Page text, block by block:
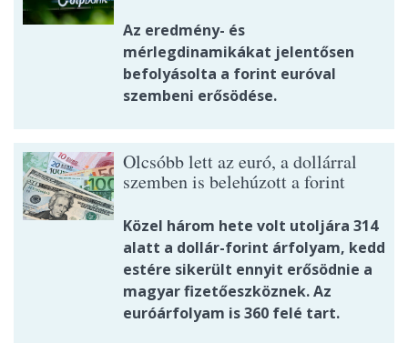
Az eredmény- és
mérlegdinamikákat jelentősen
befolyásolta a forint euróval
szembeni erősödése.
Olcsóbb lett az euró, a dollárral
szemben is belehúzott a forint
Közel három hete volt utoljára 314
alatt a dollár-forint árfolyam, kedd
estére sikerült ennyit erősödnie a
magyar fizetőeszköznek. Az
euróárfolyam is 360 felé tart.